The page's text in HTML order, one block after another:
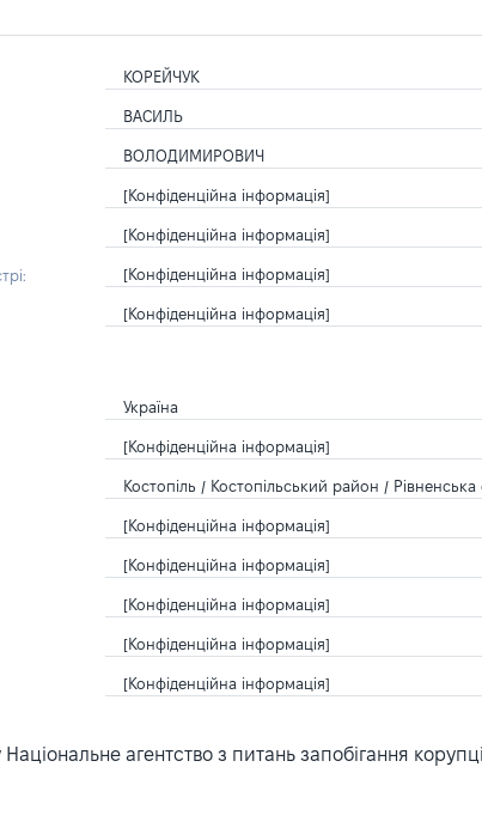
КОРЕЙЧУК
ВАСИЛЬ
ВОЛОДИМИРОВИЧ
[Конфіденційна інформація]
[Конфіденційна інформація]
[Конфіденційна інформація]
[Конфіденційна інформація]
Україна
[Конфіденційна інформація]
Костопіль / Костопільський район / Рівненська
[Конфіденційна інформація]
[Конфіденційна інформація]
[Конфіденційна інформація]
[Конфіденційна інформація]
[Конфіденційна інформація]
агентство з питань запобігання